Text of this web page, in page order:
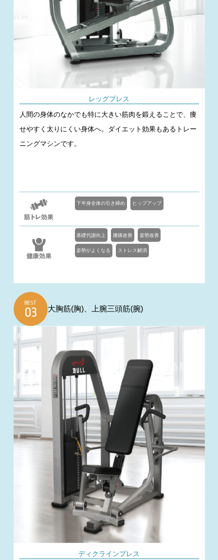
レッグプレス
人間の身体のなかでも特に大きい筋肉を鍛えることで、痩
せやすく太りにくい身体へ。ダイエット効果もあるトレー
ニングマシンです。
下半身全体の引き締め ヒップアップ
基礎代謝向上 腰痛改善 姿勢改善
姿勢がよくなる ストレス解消
BEST
大胸筋(胸)、上腕三頭筋(腕)
ディクラインプレス